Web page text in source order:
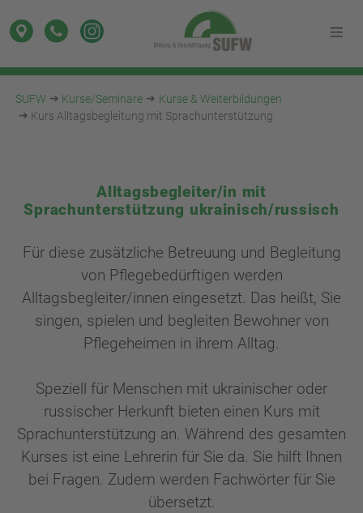
SUFW Kurse/Seminare
Kurse & Weiterbildungen
Kurs Alltagsbegleitung mit Sprachunterstützung
Alltagsbegleiter/in mit
Sprachunterstützung ukrainisch/russisch
Für diese zusätzliche Betreuung und Begleitung
von Pflegebedürftigen werden
Alltagsbegleiter/innen eingesetzt. Das heißt, Sie
singen, spielen und begleiten Bewohner von
Pflegeheimen in ihrem Alltag.
Speziell für Menschen mit ukrainischer oder
russischer Herkunft bieten einen Kurs mit
Sprachunterstützung an. Während des gesamten
Kurses ist eine Lehrerin für Sie da. Sie hilft Ihnen
bei Fragen. Zudem werden Fachwörter für Sie
übersetzt.